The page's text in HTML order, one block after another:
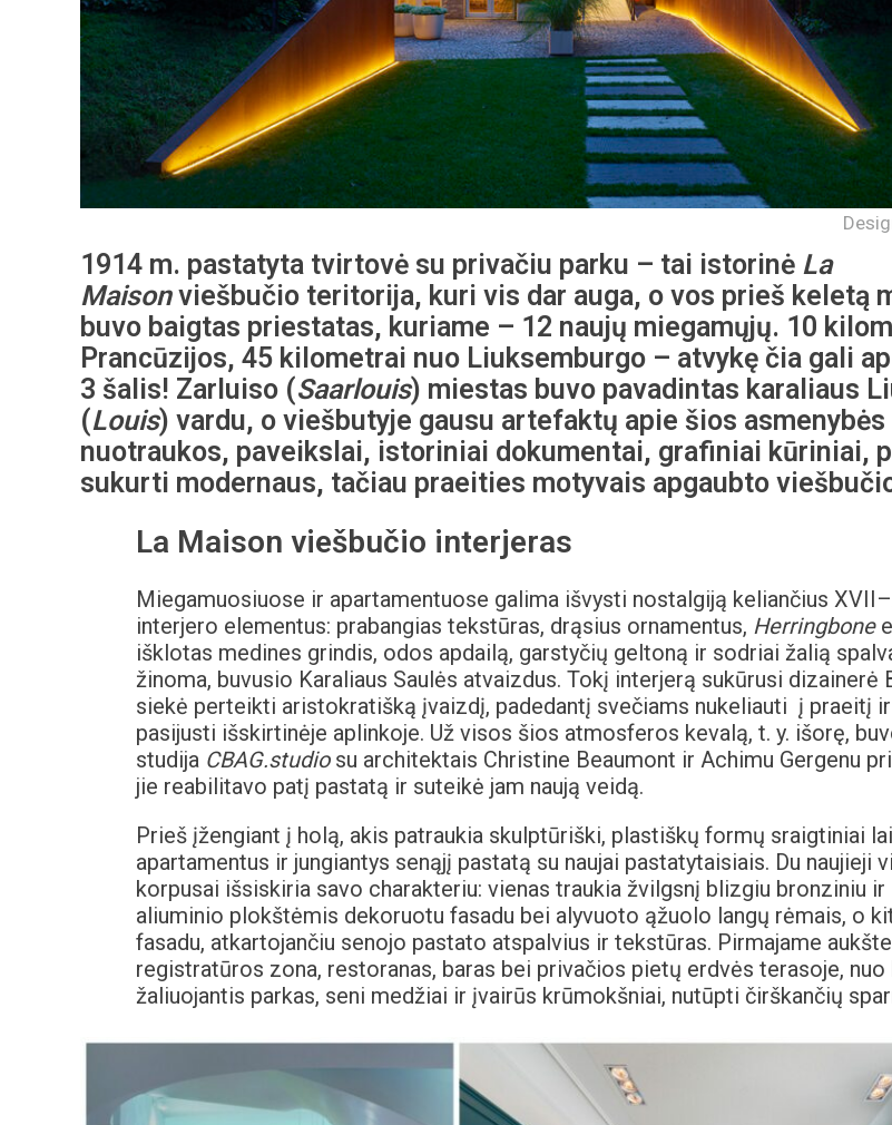
1914 m. pastatyta tvirtovė su privačiu parku – tai istorinė La
Maisonviešbučio teritorija, kuri vis dar auga, o vos prieš keletą
buvo baigtas priestatas, kuriame – 12 naujų miegamųjų. 10
Prancūzijos, 45 kilometrai nuo Liuksemburgo – atvykę čia gali
3 šalis! Zarluiso (Saarlouis) miestas buvo pavadintas karaliaus
(Louis) vardu, o viešbutyje gausu artefaktų apie šios asmenybės
nuotraukos, paveikslai, istoriniai dokumentai, grafiniai kūriniai,
sukurti modernaus, tačiau praeities motyvais apgaubto
La Maison viešbučio interjeras
Miegamuosiuose ir apartamentuose galima išvysti nostalgiją keliančius
interjero elementus: prabangias tekstūras, drąsius ornamentus, Herringbone
išklotas medines grindis, odos apdailą, garstyčių geltoną ir sodriai žalią
žinoma, buvusio Karaliaus Saulės atvaizdus. Tokį interjerą sukūrusi dizainerė
siekė perteikti aristokratišką įvaizdį, padedantį svečiams nukeliauti į praeitį
pasijusti išskirtinėje aplinkoje. Už visos šios atmosferos kevalą, t. y. išorę,
studija CBAG.studiosu architektais Christine Beaumont ir Achimu Gergenu
jie reabilitavo patį pastatą ir suteikė jam naują veidą.
Prieš įžengiant į holą, akis patraukia skulptūriški, plastiškų formų sraigtiniai
apartamentus ir jungiantys senąjį pastatą su naujai pastatytaisiais. Du naujieji
korpusai išsiskiria savo charakteriu: vienas traukia žvilgsnį blizgiu bronziniu ir
aliuminio plokštėmis dekoruotu fasadu bei alyvuoto ąžuolo langų rėmais, o
fasadu, atkartojančiu senojo pastato atspalvius ir tekstūras. Pirmajame
registratūros zona, restoranas, baras bei privačios pietų erdvės terasoje,
žaliuojantis parkas, seni medžiai ir įvairūs krūmokšniai, nutūpti čirškančių